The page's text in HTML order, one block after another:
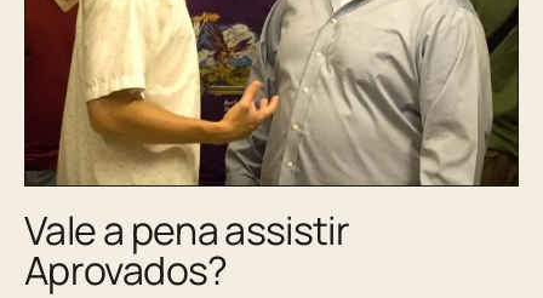
Vale a pena assistir
Aprovados?